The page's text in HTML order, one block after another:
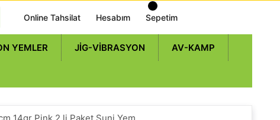
Online Tahsilat Hesabım Sepetim
YEMLER JIG-VIBRASYON AV-KAMP